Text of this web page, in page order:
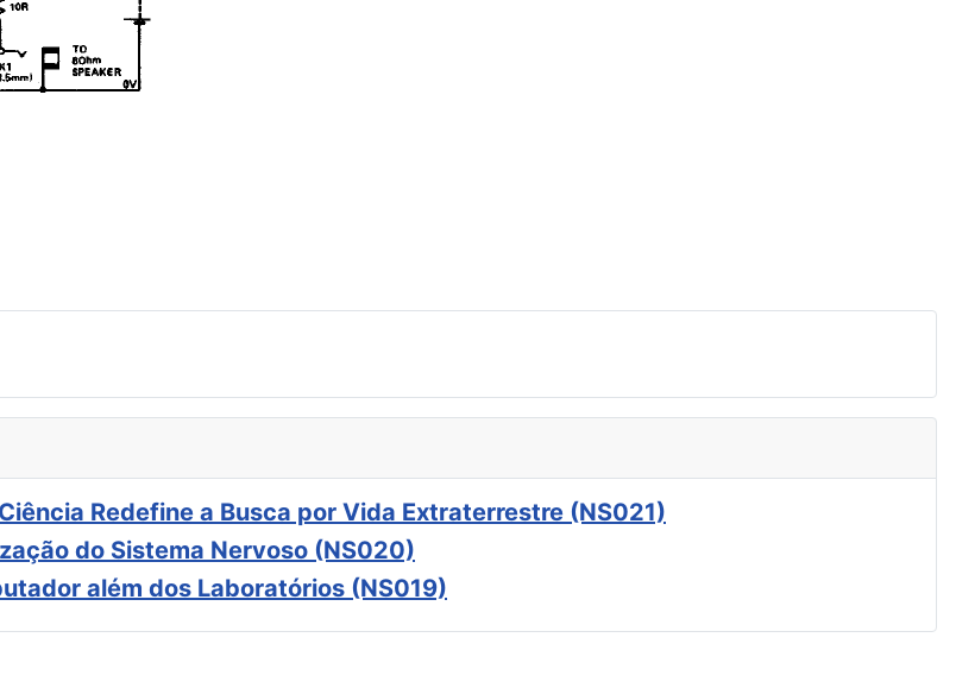
Redefine a Busca por Vida Extraterrestre (NS021)
do Sistema Nervoso (NS020)
além dos Laboratórios (NS019)